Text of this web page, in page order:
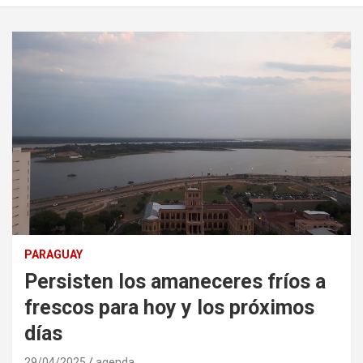
PARAGUAY
Persisten los amaneceres fríos a
frescos para hoy y los próximos
días